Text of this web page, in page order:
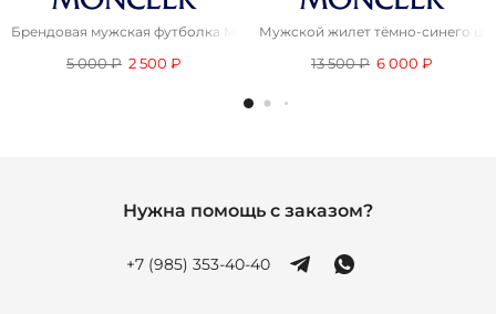
Брендовая мужская футболка Moncler чёрного цвета
5 000 ₽ 2 500 ₽
Мужской жилет тёмно-синего
13 500 ₽ 6 000 ₽
Нужна помощь с заказом?
+7 (985) 353-40-40